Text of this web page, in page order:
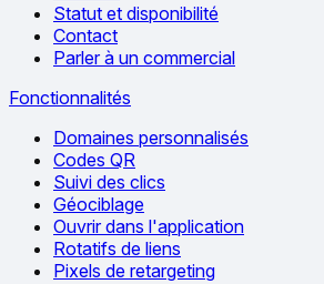
Statut et disponibilité
Contact
Parler à un commercial
Fonctionnalités
Domaines personnalisés
Codes QR
Suivi des clics
Géociblage
Ouvrir dans l'application
Rotatifs de liens
Pixels de retargeting